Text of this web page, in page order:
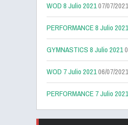
WOD 8 Julio 202107/07/2021
PERFORMANCE 8 Julio 2021
GYMNASTICS 8 Julio 2021
WOD 7 Julio 202106/07/2021
PERFORMANCE 7 Julio 2021